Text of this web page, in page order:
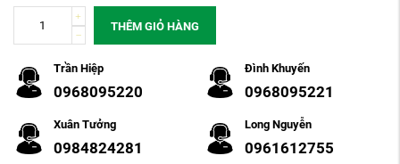
THÊM GIỎ HÀNG
Trần Hiệp
0968095220
Đình Khuyến
0968095221
Xuân Tưởng
0984824281
Long Nguyễn
0961612755